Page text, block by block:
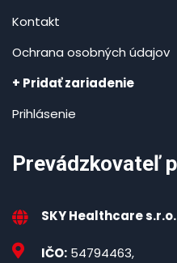
Kontakt
Ochrana osobných údajov
+ Pridať zariadenie
Prihlásenie
Prevádzkovateľ
SKY Healthcare s.r.o.
IČO: 54794463,